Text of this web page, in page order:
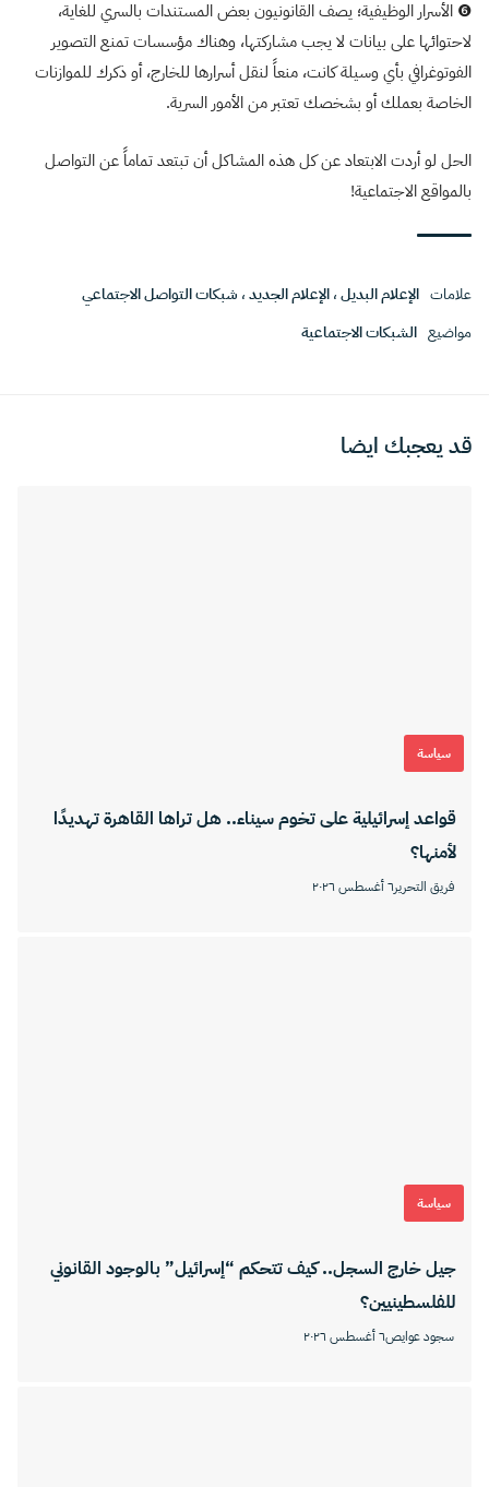
❻ الأسرار الوظيفية؛ يصف القانونيون بعض المستندات بالسري للغاية،
لاحتوائها على بيانات لا يجب مشاركتها، وهناك مؤسسات تمنع التصوير
الفوتوغرافي بأي وسيلة كانت، منعاً لنقل أسرارها للخارج، أو ذكرك للموازنات
الخاصة بعملك أو بشخصك تعتبر من الأمور السرية.
الحل لو أردت الابتعاد عن كل هذه المشاكل أن تبتعد تماماً عن التواصل
بالمواقع الاجتماعية!
علامات الإعلام البديل،الإعلام الجديد، شبكات التواصل الاجتماعي
مواضيع الشبكات الاجتماعية
قد يعجبك ايضا
سياسة
قواعد إسرائيلية على تخوم سيناء.. هل تراها القاهرة تهديدًا
لأمنها؟
فريق التحرير٦ أغسطس ٢٠٢٦
سياسة
جيل خارج السجل.. كيف تتحكم “إسرائيل” بالوجود القانوني
للفلسطينيين؟
سجود عوايص٦ أغسطس ٢٠٢٦